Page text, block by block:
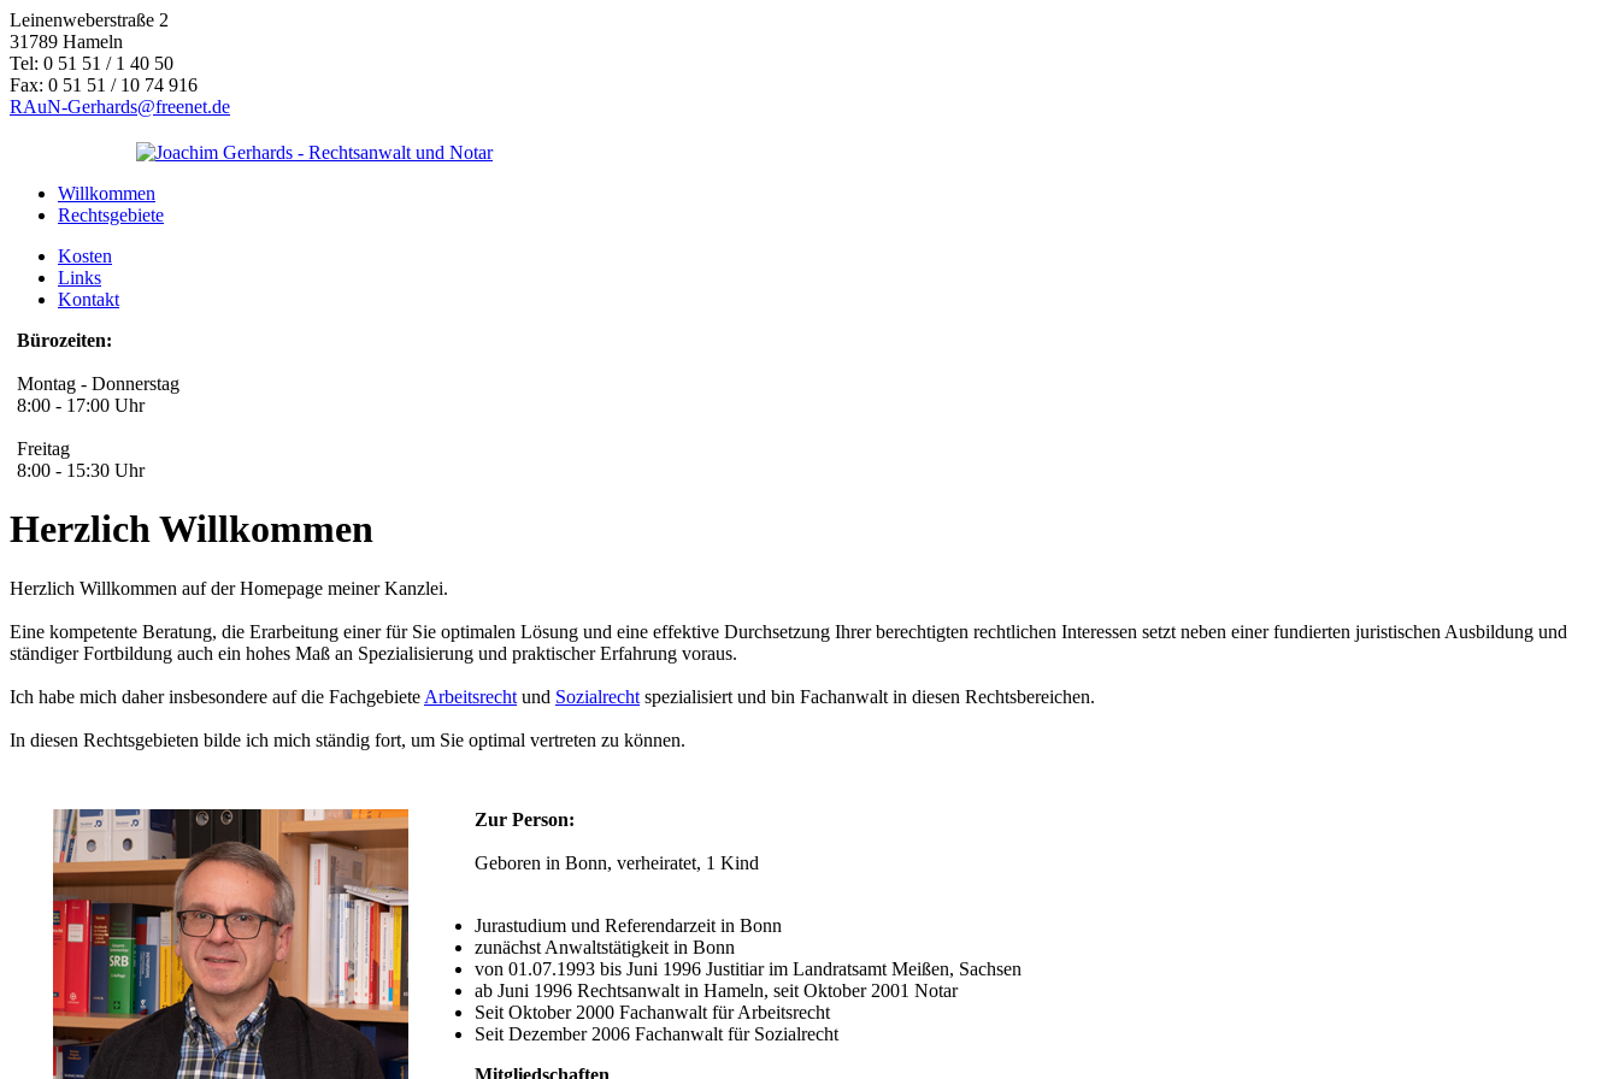
Leinenweberstraße 2
31789 Hameln
Tel: 0 51 51 / 1 40 50
Fax: 0 51 51 / 10 74 916
RAuN-Gerhards@freenet.de
Willkommen
Rechtsgebiete
Kosten
Links
Kontakt
Bürozeiten:
Montag - Donnerstag
8:00 - 17:00 Uhr
Freitag
8:00 - 15:30 Uhr
Herzlich Willkommen
Herzlich Willkommen auf der Homepage meiner Kanzlei.
Eine kompetente Beratung, die Erarbeitung einer für Sie optimalen Lösung und eine effektive Durchsetzung Ihrer berechtigten rechtlichen Interessen setzt neben einer fundierten juristischen Ausbildung und
ständiger Fortbildung auch ein hohes Maß an Spezialisierung und praktischer Erfahrung voraus.
Ich habe mich daher insbesondere auf die Fachgebiete Arbeitsrecht und Sozialrecht spezialisiert und bin Fachanwalt in diesen Rechtsbereichen.
In diesen Rechtsgebieten bilde ich mich ständig fort, um Sie optimal vertreten zu können.
Zur Person:
Geboren in Bonn, verheiratet, 1 Kind
Jurastudium und Referendarzeit in Bonn
zunächst Anwaltstätigkeit in Bonn
von 01.07.1993 bis Juni 1996 Justitiar im Landratsamt Meißen, Sachsen
ab Juni 1996 Rechtsanwalt in Hameln, seit Oktober 2001 Notar
Seit Oktober 2000 Fachanwalt für Arbeitsrecht
Seit Dezember 2006 Fachanwalt für Sozialrecht
Mitgliedschaften